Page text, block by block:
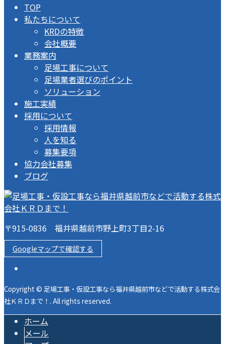
TOP
私たちについて
KRDの特徴
会社概要
業務案内
足場工事について
足場業者選びのポイント
ソリューション
施工実績
採用について
採用情報
人を知る
募集要項
協力会社募集
ブログ
〒915-0836 福井県越前市野上町3丁目2-16
Googleマップで確認する
Copyright © 足場工事・仮設工事なら福井県越前市などで活動する株式会
社ＫＲＤまで！. All rights reserved.
ホーム
メール